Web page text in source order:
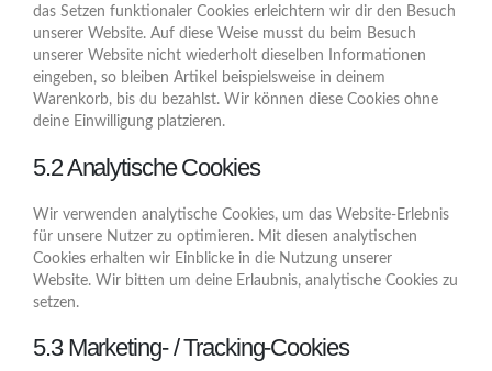
das Setzen funktionaler Cookies erleichtern wir dir den Besuch
unserer Website. Auf diese Weise musst du beim Besuch
unserer Website nicht wiederholt dieselben Informationen
eingeben, so bleiben Artikel beispielsweise in deinem
Warenkorb, bis du bezahlst. Wir können diese Cookies ohne
deine Einwilligung platzieren.
5.2 Analytische Cookies
Wir verwenden analytische Cookies, um das Website-Erlebnis
für unsere Nutzer zu optimieren. Mit diesen analytischen
Cookies erhalten wir Einblicke in die Nutzung unserer
Website. Wir bitten um deine Erlaubnis, analytische Cookies zu
setzen.
5.3 Marketing- / Tracking-Cookies